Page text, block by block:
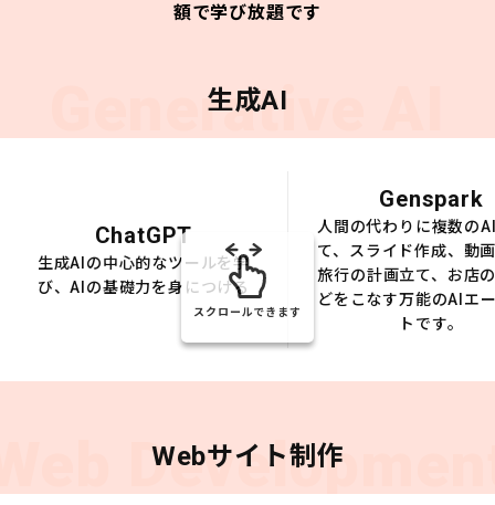
額で学び放題です
Generative AI
生成AI
ChatGPT
生成AIの中心的なツールを学
び、AIの基礎力を身につける
Genspark
人間の代わりに複数の
て、スライド作成、動
旅行の計画立て、お店
どをこなす万能のAIエ
トです。
スクロールできます
Webサイト制作